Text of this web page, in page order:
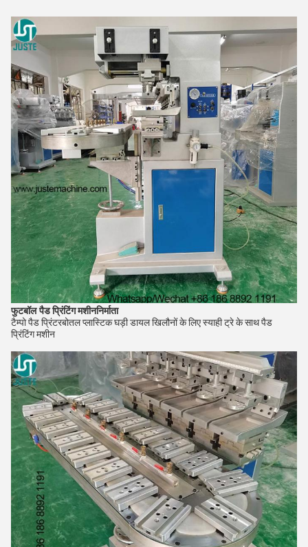
फुटबॉलपैड प्रिंटिंग मशीननिर्माता
टैम्पो पैड प्रिंटरबोतल प्लास्टिक घड़ी डायल खिलौनों के लिए स्याही ट्रे के साथ पैड
प्रिंटिंग मशीन